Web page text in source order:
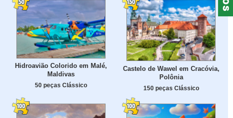
Hidroavião Colorido em Malé,
Maldivas
50 peças Clássico
Castelo de Wawel em Cracóvia,
Polônia
150 peças Clássico